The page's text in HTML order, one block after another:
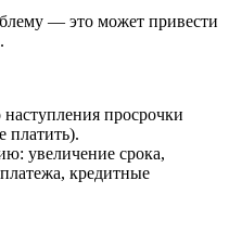
— это может привести
просрочки
платить).
увеличение срока,
кредитные